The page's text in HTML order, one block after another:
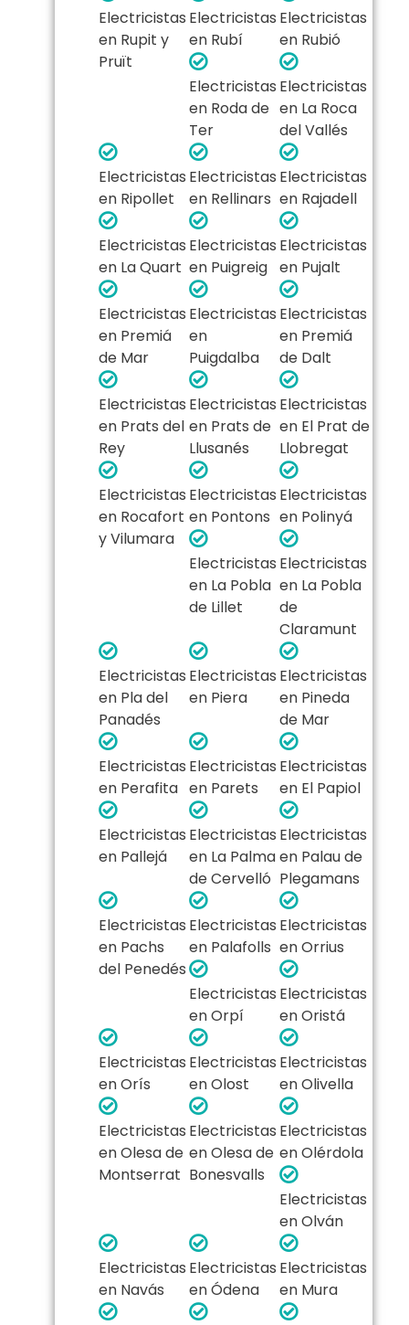
Electricistas
en Rupit y
Pruït
Electricistas
en Rubí
Electricistas
en Rubió
Electricistas
en Roda de
Ter
Electricistas
en La Roca
del Vallés
Electricistas
en Ripollet
Electricistas
en Rellinars
Electricistas
en Rajadell
Electricistas
en La Quart
Electricistas
en Puigreig
Electricistas
en Pujalt
Electricistas
en Premiá
de Mar
Electricistas
en
Puigdalba
Electricistas
en Premiá
de Dalt
Electricistas
en Prats del
Rey
Electricistas
en Prats de
Llusanés
Electricistas
en El Prat de
Llobregat
Electricistas
en Rocafort
y Vilumara
Electricistas
en Pontons
Electricistas
en Polinyá
Electricistas
en La Pobla
de Lillet
Electricistas
en La Pobla
de
Claramunt
Electricistas
en Pla del
Panadés
Electricistas
en Piera
Electricistas
en Pineda
de Mar
Electricistas
en Perafita
Electricistas
en Parets
Electricistas
en El Papiol
Electricistas
en Pallejá
Electricistas
en La Palma
de Cervelló
Electricistas
en Palau de
Plegamans
Electricistas
en Pachs
del Penedés
Electricistas
en Palafolls
Electricistas
en Orrius
Electricistas
en Orpí
Electricistas
en Oristá
Electricistas
en Orís
Electricistas
en Olost
Electricistas
en Olivella
Electricistas
en Olesa de
Montserrat
Electricistas
en Olesa de
Bonesvalls
Electricistas
en Olérdola
Electricistas
en Olván
Electricistas
en Navás
Electricistas
en Ódena
Electricistas
en Mura